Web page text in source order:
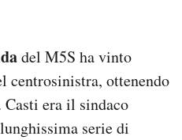
del M5S ha vinto
centrosinistra, ottenendo
era il sindaco
serie di